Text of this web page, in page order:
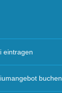
eintragen
buchen